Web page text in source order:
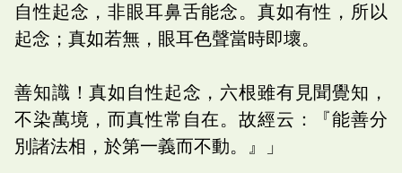
自性起念，非眼耳鼻舌能念。真如有性，所以
起念；真如若無，眼耳色聲當時即壞。
善知識！真如自性起念，六根雖有見聞覺知，
不染萬境，而真性常自在。故經云：『能善分
別諸法相，於第一義而不動。』」